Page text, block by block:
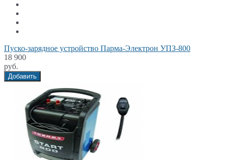
Пуско-зарядное устройство Парма-Электрон УПЗ-800
18 900
руб.
Добавить